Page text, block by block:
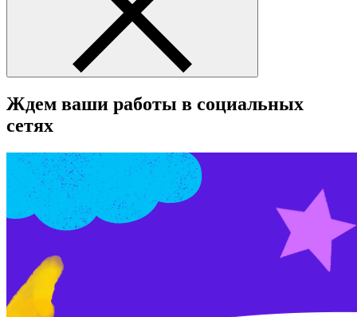
Ждем ваши работы в социальных
сетях